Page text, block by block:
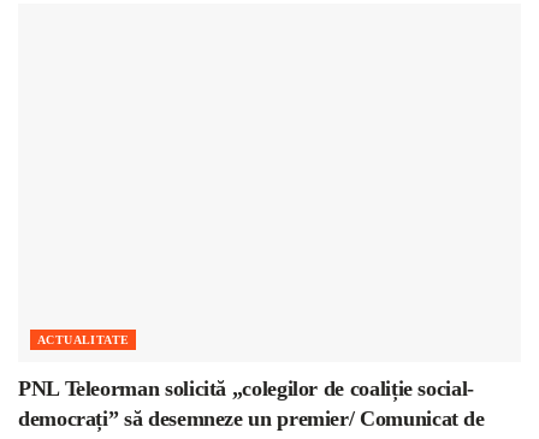
ACTUALITATE
PNL Teleorman solicită „colegilor de coaliție social-
democrați” să desemneze un premier/ Comunicat de